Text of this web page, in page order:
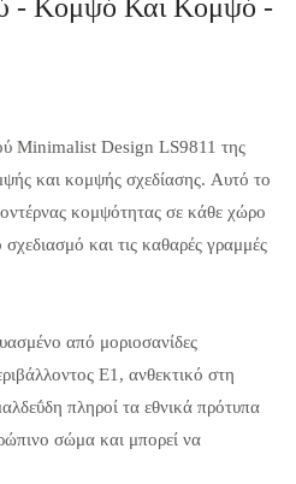
- Κομψό Και Κομψό -
Minimalist Design LS9811 της
και κομψής σχεδίασης. Αυτό το
κομψότητας σε κάθε χώρο
σχεδιασμό και τις καθαρές γραμμές
από μοριοσανίδες
E1, ανθεκτικό στη
πληροί τα εθνικά πρότυπα
σώμα και μπορεί να